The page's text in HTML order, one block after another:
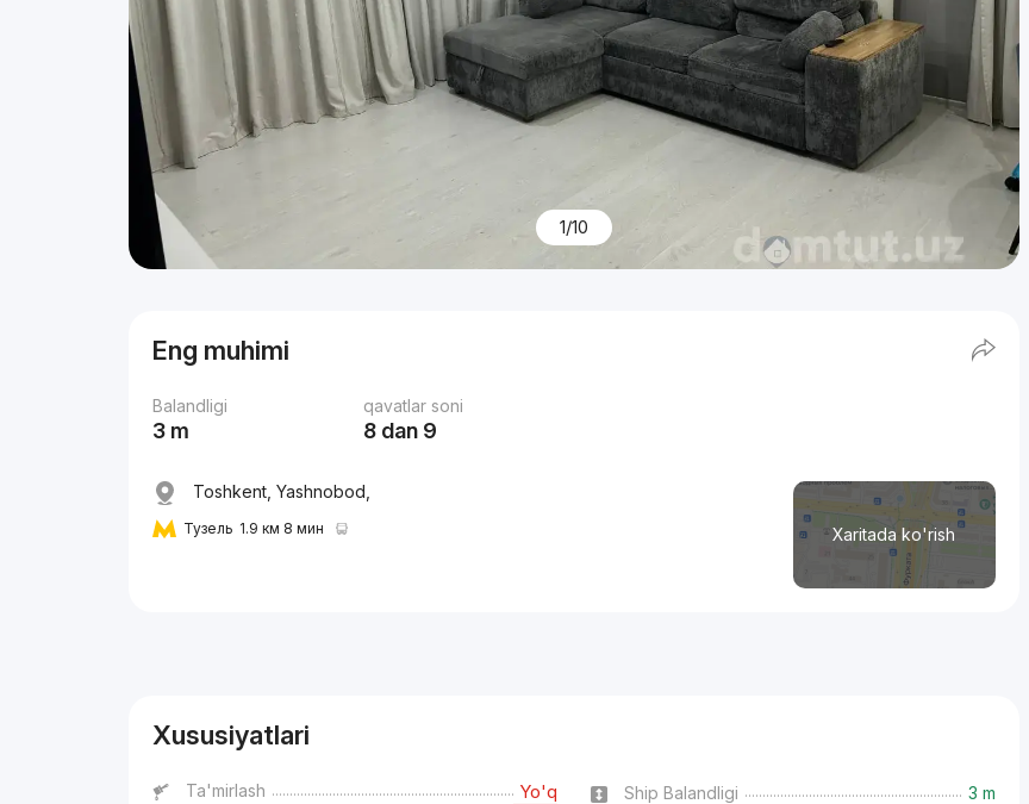
1/10
Eng muhimi
Balandligi
3 m
qavatlar soni
8 dan 9
Xaritada ko'rish
Toshkent, Yashnobod,
Тузель 1.9 км 8 мин
Xususiyatlari
Ta'mirlash Yo'q Ship Balandligi 3 m